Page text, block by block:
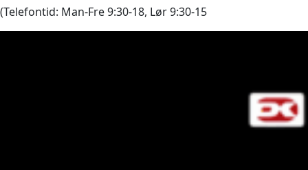
(Telefontid: Man-Fre 9:30-18, Lør 9:30-15